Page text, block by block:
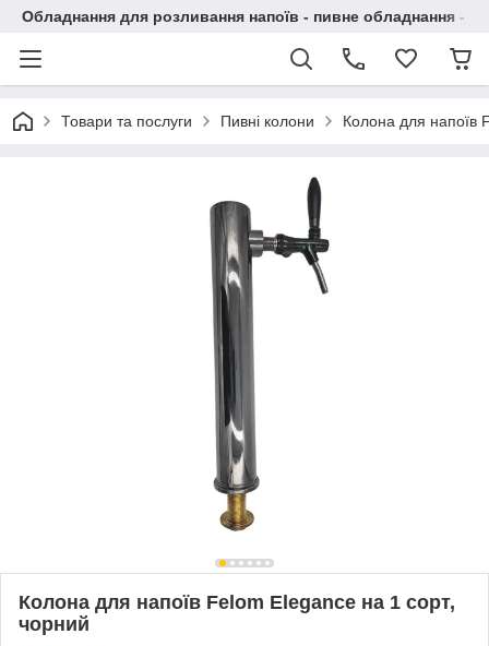
Обладнання для розливання напоїв - пивне обладнання - в
Товари та послуги Пивні колони Колона для напоїв
Колона для напоїв Felom Elegance на 1 сорт,
чорний